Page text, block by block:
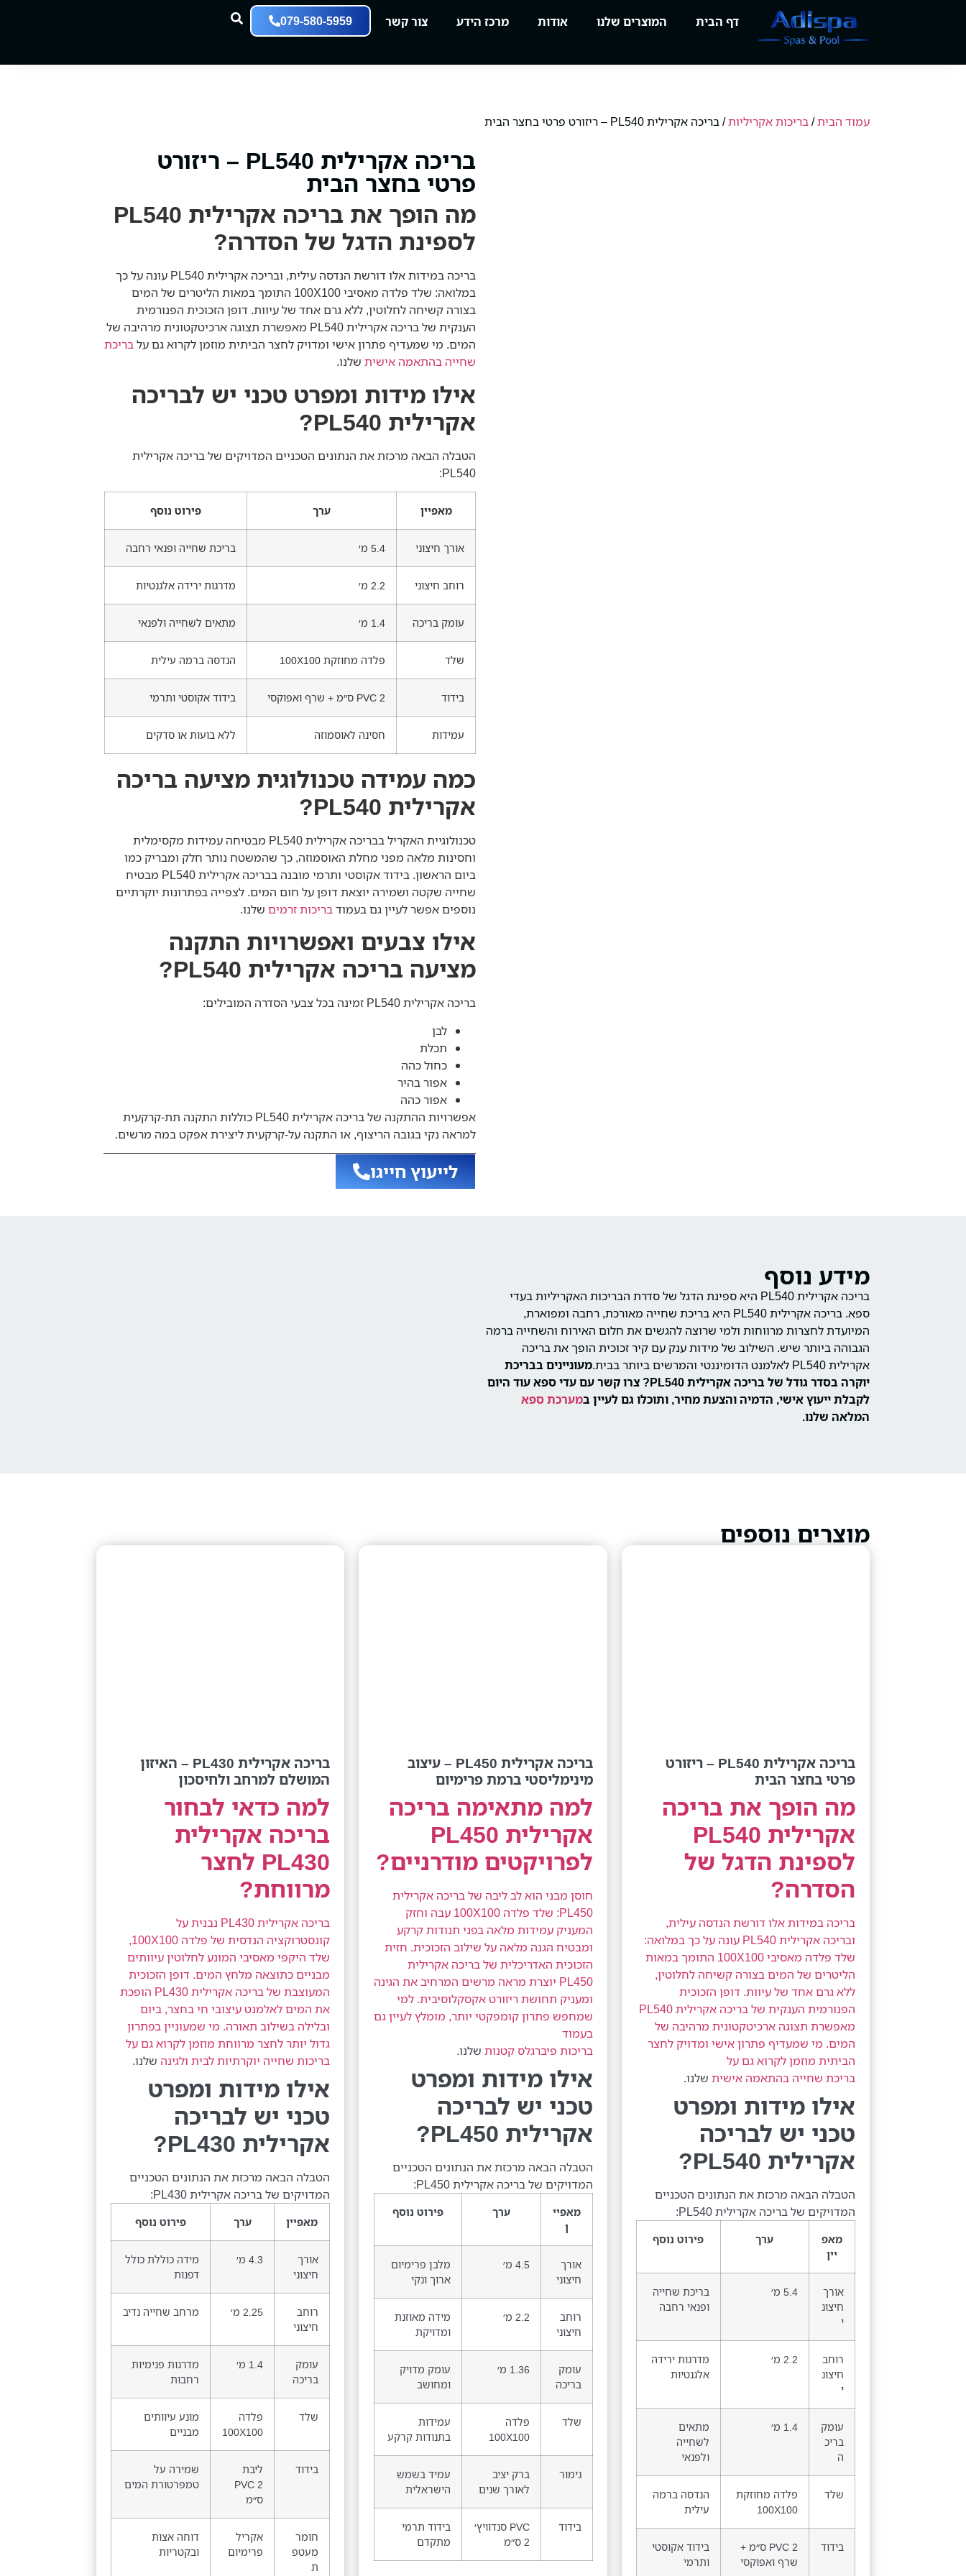
דף הבית המוצרים שלנו אודות מרכז הידע צור קשר 079-580-5959
עמוד הבית/בריכות אקריליות/ בריכה אקרילית PL540 – ריזורט פרטי בחצר הבית
בריכה אקרילית PL540 – ריזורט
פרטי בחצר הבית
מה הופך את בריכה אקרילית PL540
לספינת הדגל של הסדרה?
בריכה במידות אלו דורשת הנדסה עילית, ובריכה אקרילית PL540 עונה על כך
במלואה: שלד פלדה מאסיבי 100X100 התומך במאות הליטרים של המים
בצורה קשיחה לחלוטין, ללא גרם אחד של עיוות. דופן הזכוכית הפנורמית
הענקית של בריכה אקרילית PL540 מאפשרת תצוגה ארכיטקטונית מרהיבה של
המים. מי שמעדיף פתרון אישי ומדויק לחצר הביתית מוזמן לקרוא גם עלבריכת
שחייה בהתאמה אישית שלנו.
אילו מידות ומפרט טכני יש לבריכה
אקרילית PL540?
הטבלה הבאה מרכזת את הנתונים הטכניים המדויקים של בריכה אקרילית
PL540:
מאפיין ערך פירוט נוסף
אורך חיצוני 5.4 מ׳ בריכת שחייה ופנאי רחבה
רוחב חיצוני 2.2 מ׳ מדרגות ירידה אלגנטיות
עומק בריכה 1.4 מ׳ מתאים לשחייה ולפנאי
שלד פלדה מחוזקת 100X100 הנדסה ברמה עילית
בידוד PVC 2 ס״מ + שרף ואפוקסי בידוד אקוסטי ותרמי
עמידות חסינה לאוסמוזה ללא בועות או סדקים
כמה עמידה טכנולוגית מציעה בריכה
אקרילית PL540?
טכנולוגיית האקריל בבריכה אקרילית PL540 מבטיחה עמידות מקסימלית
וחסינות מלאה מפני מחלת האוסמוזה, כך שהמשטח נותר חלק ומבריק כמו
ביום הראשון. בידוד אקוסטי ותרמי מובנה בבריכה אקרילית PL540 מבטיח
שחייה שקטה ושמירה יוצאת דופן על חום המים. לצפייה בפתרונות יוקרתיים
נוספים אפשר לעיין גם בעמודבריכות זרמים שלנו.
אילו צבעים ואפשרויות התקנה
מציעה בריכה אקרילית PL540?
בריכה אקרילית PL540 זמינה בכל צבעי הסדרה המובילים:
לבן
תכלת
כחול כהה
אפור בהיר
אפור כהה
אפשרויות ההתקנה של בריכה אקרילית PL540 כוללות התקנה תת-קרקעית
למראה נקי בגובה הריצוף, או התקנה על-קרקעית ליצירת אפקט במה מרשים.
לייעוץ חייגו
מידע נוסף
בריכה אקרילית PL540 היא ספינת הדגל של סדרת הבריכות האקריליות בעדי
ספא. בריכה אקרילית PL540 היא בריכת שחייה מאורכת, רחבה ומפוארת,
המיועדת לחצרות מרווחות ולמי שרוצה להגשים את חלום האירוח והשחייה ברמה
הגבוהה ביותר שיש. השילוב של מידות ענק עם קיר זכוכית הופך את בריכה
אקרילית PL540 לאלמנט הדומיננטי והמרשים ביותר בבית.
מעוניינים בבריכת
יוקרה בסדר גודל של בריכה אקרילית PL540? צרו קשר עם עדי ספא עוד היום
לקבלת ייעוץ אישי, הדמיה והצעת מחיר, ותוכלו גם לעיין במערכת ספא
המלאה שלנו.
מוצרים נוספים
בריכה אקרילית PL540 – ריזורט
פרטי בחצר הבית
מה הופך את בריכה
אקרילית PL540
לספינת הדגל של
הסדרה?
בריכה במידות אלו דורשת הנדסה עילית,
ובריכה אקרילית PL540 עונה על כך במלואה:
שלד פלדה מאסיבי 100X100 התומך במאות
הליטרים של המים בצורה קשיחה לחלוטין,
ללא גרם אחד של עיוות. דופן הזכוכית
הפנורמית הענקית של בריכה אקרילית PL540
מאפשרת תצוגה ארכיטקטונית מרהיבה של
המים. מי שמעדיף פתרון אישי ומדויק לחצר
הביתית מוזמן לקרוא גם על
בריכת שחייה בהתאמה אישית שלנו.
אילו מידות ומפרט
טכני יש לבריכה
אקרילית PL540?
הטבלה הבאה מרכזת את הנתונים הטכניים
המדויקים של בריכה אקרילית PL540:
מאפ
יין
ערך פירוט נוסף
אורך
חיצונ
י
5.4 מ׳
בריכת שחייה
ופנאי רחבה
רוחב
חיצונ
י
2.2 מ׳
מדרגות ירידה
אלגנטיות
עומק
בריכ
ה
1.4 מ׳
מתאים
לשחייה
ולפנאי
שלד
פלדה מחוזקת
100X100
הנדסה ברמה
עילית
בידוד
PVC 2 ס״מ +
שרף ואפוקסי
בידוד אקוסטי
ותרמי
בריכה אקרילית PL450 – עיצוב
מינימליסטי ברמת פרימיום
למה מתאימה בריכה
אקרילית PL450
לפרויקטים מודרניים?
חוסן מבני הוא לב ליבה של בריכה אקרילית
PL450: שלד פלדה 100X100 עבה וחזק
המעניק עמידות מלאה בפני תנודות קרקע
ומבטיח הגנה מלאה על שילוב הזכוכית. חזית
הזכוכית האדריכלית של בריכה אקרילית
PL450 יוצרת מראה מרשים המרחיב את הגינה
ומעניק תחושת ריזורט אקסקלוסיבית. למי
שמחפש פתרון קומפקטי יותר, מומלץ לעיין גם
בעמוד
בריכות פיברגלס קטנות שלנו.
אילו מידות ומפרט
טכני יש לבריכה
אקרילית PL450?
הטבלה הבאה מרכזת את הנתונים הטכניים
המדויקים של בריכה אקרילית PL450:
מאפיי
ן
ערך פירוט נוסף
אורך
חיצוני
4.5 מ׳
מלבן פרימיום
ארוך ונקי
רוחב
חיצוני
2.2 מ׳
מידה מאוזנת
ומדויקת
עומק
בריכה
1.36 מ׳
עומק מדויק
ומחושב
שלד
פלדה
100X100
עמידות
בתנודות קרקע
גימור
ברק יציב
לאורך שנים
עמיד בשמש
הישראלית
בידוד
PVC סנדוויץ׳
2 ס״מ
בידוד תרמי
מתקדם
בריכה אקרילית PL430 – האיזון
המושלם למרחב ולחיסכון
למה כדאי לבחור
בריכה אקרילית
PL430 לחצר
מרווחת?
בריכה אקרילית PL430 נבנית על
קונסטרוקציה הנדסית של פלדה 100X100,
שלד היקפי מאסיבי המונע לחלוטין עיוותים
מבניים כתוצאה מלחץ המים. דופן הזכוכית
המעוצבת של בריכה אקרילית PL430 הופכת
את המים לאלמנט עיצובי חי בחצר, ביום
ובלילה בשילוב תאורה. מי שמעוניין בפתרון
גדול יותר לחצר מרווחת מוזמן לקרוא גם על
בריכות שחייה יוקרתיות לבית ולגינה שלנו.
אילו מידות ומפרט
טכני יש לבריכה
אקרילית PL430?
הטבלה הבאה מרכזת את הנתונים הטכניים
המדויקים של בריכה אקרילית PL430:
מאפיין ערך פירוט נוסף
אורך
חיצוני
4.3 מ׳
מידה כוללת כולל
דפנות
רוחב
חיצוני
2.25 מ׳ מרחב שחייה נדיב
עומק
בריכה
1.4 מ׳
מדרגות פנימיות
רחבות
שלד
פלדה
100X100
מונע עיוותים
מבניים
בידוד
ליבת
PVC 2
ס״מ
שמירה על
טמפרטורת המים
חומר
מעטפ
ת
אקריל
פרימיום
דוחה אצות
ובקטריות